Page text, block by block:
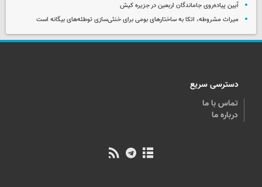
آیین پیاده‌روی جاماندگان اربعین در جزیره کیش
میراث مشروطه، اتکا به ساختارهای بومی برای خنثی‌سازی توطئه‌های بیگانه است
دسترسی سریع
تماس با ما
درباره ما